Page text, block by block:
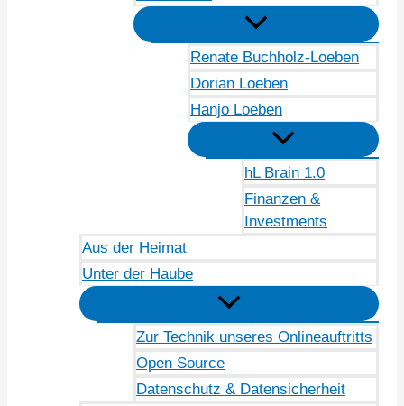
Renate Buchholz-Loeben
Dorian Loeben
Hanjo Loeben
hL Brain 1.0
Finanzen &
Investments
Aus der Heimat
Unter der Haube
Zur Technik unseres Onlineauftritts
Open Source
Datenschutz & Datensicherheit